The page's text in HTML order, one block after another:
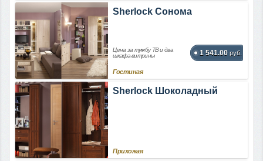
Sherlock Сонома
Цена за тумбу ТВ и два
шкафа-витрины
1 541.00 руб.
Гостиная
Sherlock Шоколадный
Прихожая